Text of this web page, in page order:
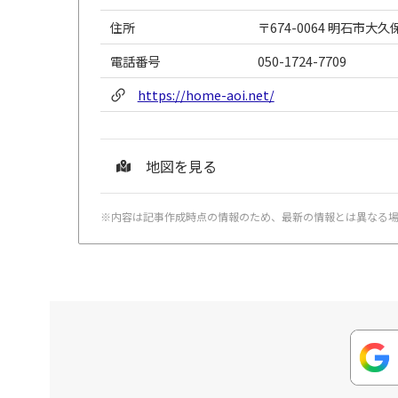
住所
〒674-0064 明石市大久
電話番号
050-1724-7709
https://home-aoi.net/
地図を見る
※内容は記事作成時点の情報のため、最新の情報とは異なる